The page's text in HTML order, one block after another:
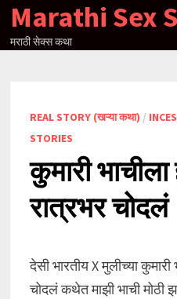
Skip
content
Marathi Sex
मराठी सेक्स कथा
REAL STORY (खऱ्या कथा) /
STORIES
कुमारी
रात्रभर चोदलं
देसी भारतीय X मुलीच्या
चोदलं कथेत माझी भाची मोठी